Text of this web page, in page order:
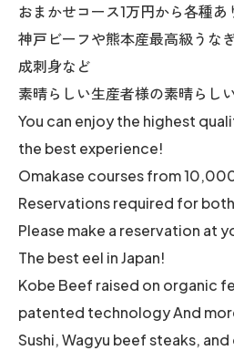
おまかせコース1万円から各種あ
神戸ビーフや熊本産最高級うな
成刺身など
素晴らしい生産者様の素晴らし
You can enjoy the highest
the best experience!
Omakase courses from
Reservations required for
Please make a reservation at
The best eel in Japan!
Kobe Beef raised on organic
patented technology And
Sushi, Wagyu beef steaks,